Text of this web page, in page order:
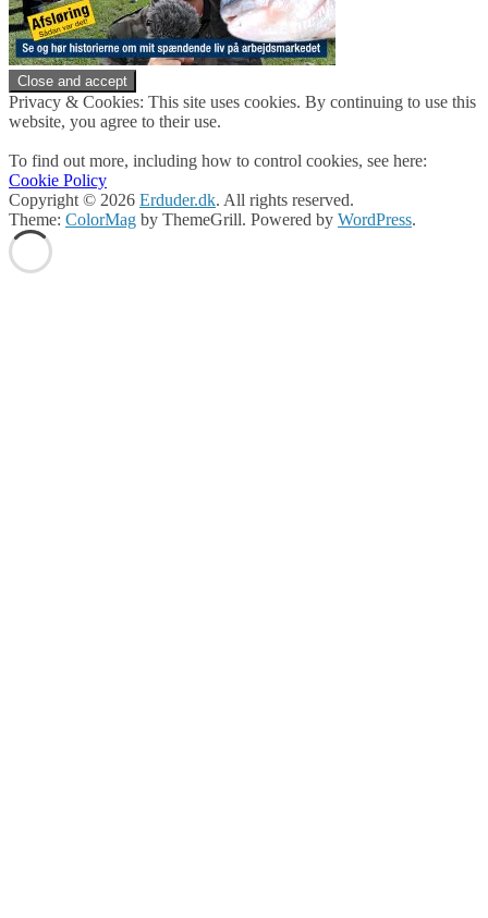
Privacy & Cookies: This site uses cookies. By continuing to use this
website, you agree to their use.
To find out more, including how to control cookies, see here:
Cookie Policy
Copyright © 2026 Erduder.dk. All rights reserved.
Theme: ColorMag by ThemeGrill. Powered by WordPress.